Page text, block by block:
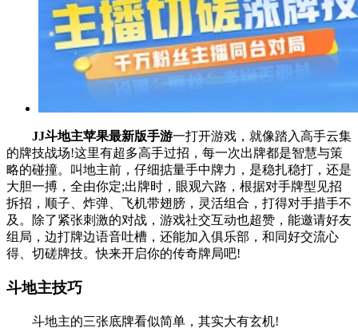
JJ斗地主苹果最新版手游一打开游戏，就像踏入高手云集
的牌技战场!这里有超多高手过招，每一次出牌都是智慧与策
略的碰撞。叫地主前，仔细掂量手中牌力，是稳扎稳打，还是
大胆一搏，全由你定;出牌时，眼观六路，根据对手牌型见招
拆招，顺子、炸弹、飞机带翅膀，灵活组合，打得对手措手不
及。除了紧张刺激的对战，游戏社交互动也超赞，能邀请好友
组局，边打牌边语音吐槽，还能加入俱乐部，和同好交流心
得、切磋牌技。快来开启你的传奇牌局吧!
斗地主技巧
斗地主的三张底牌看似简单，其实大有玄机!